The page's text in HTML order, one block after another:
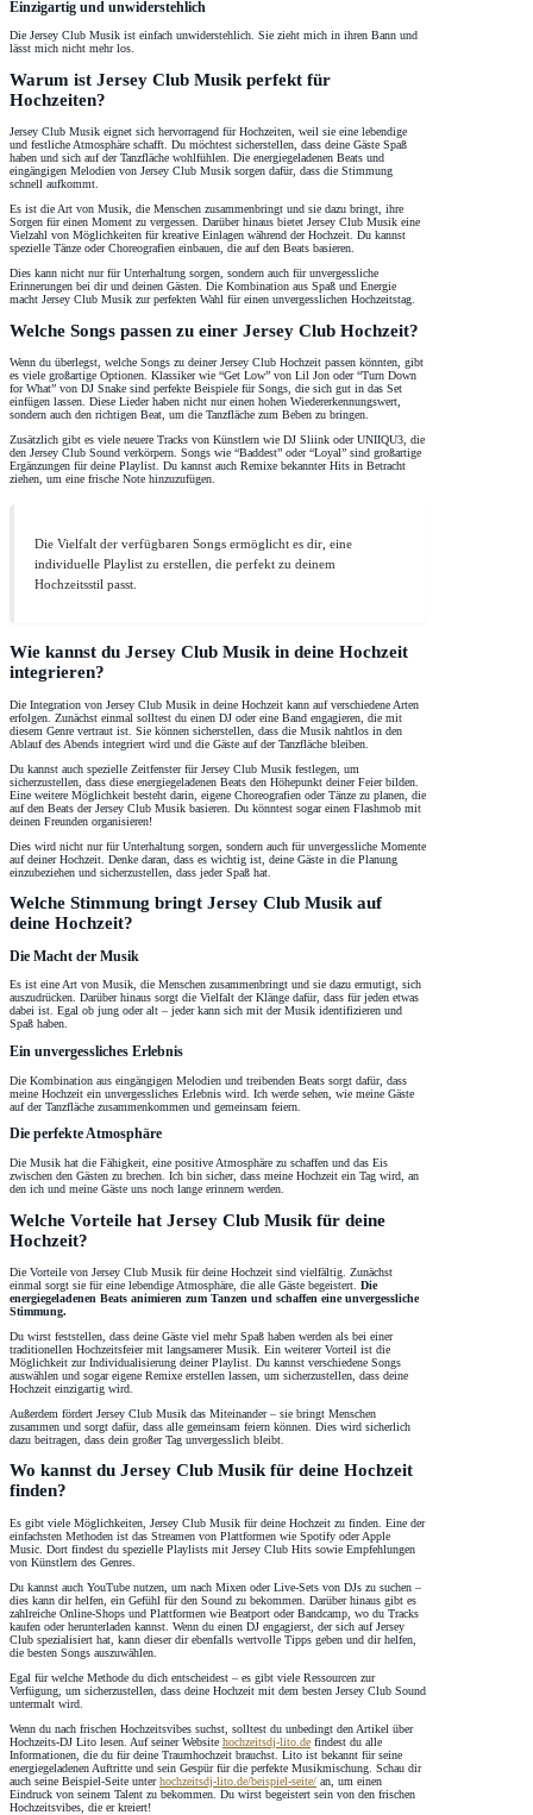
Einzigartig und unwiderstehlich
Die Jersey Club Musik ist einfach unwiderstehlich. Sie zieht mich in ihren Bann und
lässt mich nicht mehr los.
Warum ist Jersey Club Musik perfekt für
Hochzeiten?
Jersey Club Musik eignet sich hervorragend für Hochzeiten, weil sie eine lebendige
und festliche Atmosphäre schafft. Du möchtest sicherstellen, dass deine Gäste Spaß
haben und sich auf der Tanzfläche wohlfühlen. Die energiegeladenen Beats und
eingängigen Melodien von Jersey Club Musik sorgen dafür, dass die Stimmung
schnell aufkommt.
Es ist die Art von Musik, die Menschen zusammenbringt und sie dazu bringt, ihre
Sorgen für einen Moment zu vergessen. Darüber hinaus bietet Jersey Club Musik eine
Vielzahl von Möglichkeiten für kreative Einlagen während der Hochzeit. Du kannst
spezielle Tänze oder Choreografien einbauen, die auf den Beats basieren.
Dies kann nicht nur für Unterhaltung sorgen, sondern auch für unvergessliche
Erinnerungen bei dir und deinen Gästen. Die Kombination aus Spaß und Energie
macht Jersey Club Musik zur perfekten Wahl für einen unvergesslichen Hochzeitstag.
Welche Songs passen zu einer Jersey Club Hochzeit?
Wenn du überlegst, welche Songs zu deiner Jersey Club Hochzeit passen könnten, gibt
es viele großartige Optionen. Klassiker wie “Get Low” von Lil Jon oder “Turn Down
for What” von DJ Snake sind perfekte Beispiele für Songs, die sich gut in das Set
einfügen lassen. Diese Lieder haben nicht nur einen hohen Wiedererkennungswert,
sondern auch den richtigen Beat, um die Tanzfläche zum Beben zu bringen.
Zusätzlich gibt es viele neuere Tracks von Künstlern wie DJ Sliink oder UNIIQU3, die
den Jersey Club Sound verkörpern. Songs wie “Baddest” oder “Loyal” sind großartige
Ergänzungen für deine Playlist. Du kannst auch Remixe bekannter Hits in Betracht
ziehen, um eine frische Note hinzuzufügen.
Die Vielfalt der verfügbaren Songs ermöglicht es dir, eine
individuelle Playlist zu erstellen, die perfekt zu deinem
Hochzeitsstil passt.
Wie kannst du Jersey Club Musik in deine Hochzeit
integrieren?
Die Integration von Jersey Club Musik in deine Hochzeit kann auf verschiedene Arten
erfolgen. Zunächst einmal solltest du einen DJ oder eine Band engagieren, die mit
diesem Genre vertraut ist. Sie können sicherstellen, dass die Musik nahtlos in den
Ablauf des Abends integriert wird und die Gäste auf der Tanzfläche bleiben.
Du kannst auch spezielle Zeitfenster für Jersey Club Musik festlegen, um
sicherzustellen, dass diese energiegeladenen Beats den Höhepunkt deiner Feier bilden.
Eine weitere Möglichkeit besteht darin, eigene Choreografien oder Tänze zu planen, die
auf den Beats der Jersey Club Musik basieren. Du könntest sogar einen Flashmob mit
deinen Freunden organisieren!
Dies wird nicht nur für Unterhaltung sorgen, sondern auch für unvergessliche Momente
auf deiner Hochzeit. Denke daran, dass es wichtig ist, deine Gäste in die Planung
einzubeziehen und sicherzustellen, dass jeder Spaß hat.
Welche Stimmung bringt Jersey Club Musik auf
deine Hochzeit?
Die Macht der Musik
Es ist eine Art von Musik, die Menschen zusammenbringt und sie dazu ermutigt, sich
auszudrücken. Darüber hinaus sorgt die Vielfalt der Klänge dafür, dass für jeden etwas
dabei ist. Egal ob jung oder alt – jeder kann sich mit der Musik identifizieren und
Spaß haben.
Ein unvergessliches Erlebnis
Die Kombination aus eingängigen Melodien und treibenden Beats sorgt dafür, dass
meine Hochzeit ein unvergessliches Erlebnis wird. Ich werde sehen, wie meine Gäste
auf der Tanzfläche zusammenkommen und gemeinsam feiern.
Die perfekte Atmosphäre
Die Musik hat die Fähigkeit, eine positive Atmosphäre zu schaffen und das Eis
zwischen den Gästen zu brechen. Ich bin sicher, dass meine Hochzeit ein Tag wird, an
den ich und meine Gäste uns noch lange erinnern werden.
Welche Vorteile hat Jersey Club Musik für deine
Hochzeit?
Die Vorteile von Jersey Club Musik für deine Hochzeit sind vielfältig. Zunächst
einmal sorgt sie für eine lebendige Atmosphäre, die alle Gäste begeistert. Die
energiegeladenen Beats animieren zum Tanzen und schaffen eine unvergessliche
Stimmung.
Du wirst feststellen, dass deine Gäste viel mehr Spaß haben werden als bei einer
traditionellen Hochzeitsfeier mit langsamerer Musik. Ein weiterer Vorteil ist die
Möglichkeit zur Individualisierung deiner Playlist. Du kannst verschiedene Songs
auswählen und sogar eigene Remixe erstellen lassen, um sicherzustellen, dass deine
Hochzeit einzigartig wird.
Außerdem fördert Jersey Club Musik das Miteinander – sie bringt Menschen
zusammen und sorgt dafür, dass alle gemeinsam feiern können. Dies wird sicherlich
dazu beitragen, dass dein großer Tag unvergesslich bleibt.
Wo kannst du Jersey Club Musik für deine Hochzeit
finden?
Es gibt viele Möglichkeiten, Jersey Club Musik für deine Hochzeit zu finden. Eine der
einfachsten Methoden ist das Streamen von Plattformen wie Spotify oder Apple
Music. Dort findest du spezielle Playlists mit Jersey Club Hits sowie Empfehlungen
von Künstlern des Genres.
Du kannst auch YouTube nutzen, um nach Mixen oder Live-Sets von DJs zu suchen –
dies kann dir helfen, ein Gefühl für den Sound zu bekommen. Darüber hinaus gibt es
zahlreiche Online-Shops und Plattformen wie Beatport oder Bandcamp, wo du Tracks
kaufen oder herunterladen kannst. Wenn du einen DJ engagierst, der sich auf Jersey
Club spezialisiert hat, kann dieser dir ebenfalls wertvolle Tipps geben und dir helfen,
die besten Songs auszuwählen.
Egal für welche Methode du dich entscheidest – es gibt viele Ressourcen zur
Verfügung, um sicherzustellen, dass deine Hochzeit mit dem besten Jersey Club Sound
untermalt wird.
Wenn du nach frischen Hochzeitsvibes suchst, solltest du unbedingt den Artikel über
Hochzeits-DJ Lito lesen. Auf seiner Website hochzeitsdj-lito.de findest du alle
Informationen, die du für deine Traumhochzeit brauchst. Lito ist bekannt für seine
energiegeladenen Auftritte und sein Gespür für die perfekte Musikmischung. Schau dir
auch seine Beispiel-Seite unterhochzeitsdj-lito.de/beispiel-seite/ an, um einen
Eindruck von seinem Talent zu bekommen. Du wirst begeistert sein von den frischen
Hochzeitsvibes, die er kreiert!